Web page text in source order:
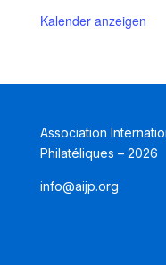
Kalender anzeigen
Association
Philatéliques – 2026
info@aijp.org